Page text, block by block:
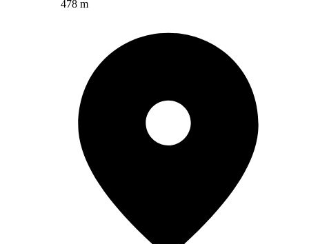
478 m